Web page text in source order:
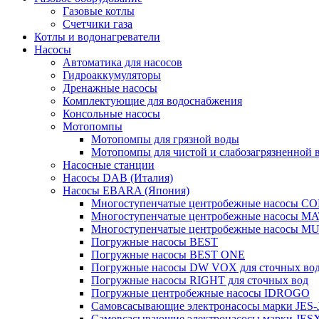
Газовые котлы
Счетчики газа
Котлы и водонагреватели
Насосы
Автоматика для насосов
Гидроаккумуляторы
Дренажные насосы
Комплектующие для водоснабжения
Консольные насосы
Мотопомпы
Мотопомпы для грязной воды
Мотопомпы для чистой и слабозагрязненной
Насосные станции
Насосы DAB (Италия)
Насосы EBARA (Япония)
Многоступенчатые центробежные насосы
Многоступенчатые центробежные насосы
Многоступенчатые центробежные насосы
Погружные насосы BEST
Погружные насосы BEST ONE
Погружные насосы DW VOX для сточных
Погружные насосы RIGHT для сточных вод
Погружные центробежные насосы IDROGO
Самовсасывающие электронасосы марки JES-